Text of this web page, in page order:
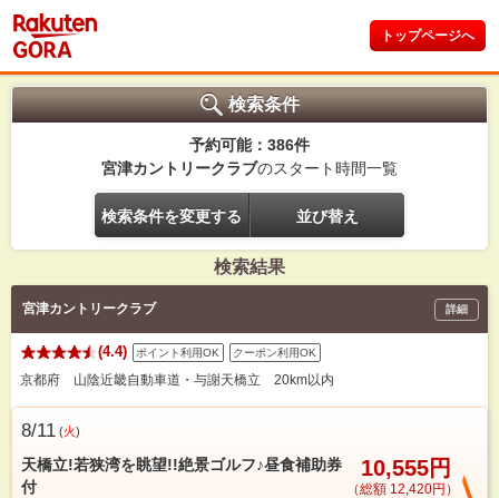
トップページへ
検索条件
予約可能：386件
宮津カントリークラブのスタート時間一覧
検索条件を変更する 並び替え
検索結果
宮津カントリークラブ 詳細
(4.4) ポイント利用OK クーポン利用OK
京都府 山陰近畿自動車道・与謝天橋立 20km以内
8/11 (火)
天橋立!若狭湾を眺望!!絶景ゴルフ♪昼食補助券
付
10,555円
（総額 12,420円）